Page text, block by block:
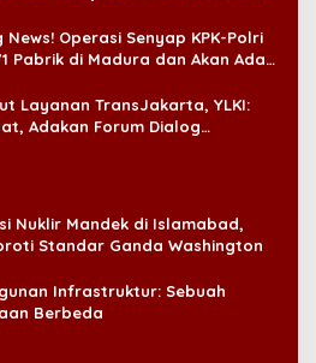
News! Operasi Senyap KPK-Polri
Pabrik di Madura dan Akan Ada
Layanan TransJakarta, YLKI:
Adakan Forum Dialog
Nuklir Mandek di Islamabad,
Standar Ganda Washington
Infrastruktur: Sebuah
Berbeda